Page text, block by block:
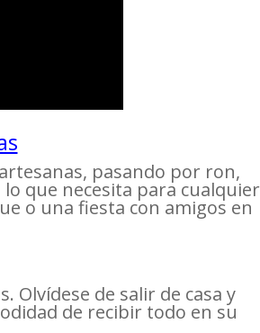
pasando por ron,
que necesita para cualquier
o una fiesta con amigos en
Olvídese de salir de casa y
de recibir todo en su